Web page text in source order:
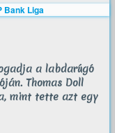
Bank Liga
a labdarúgó
Thomas Doll
mint tette azt egy